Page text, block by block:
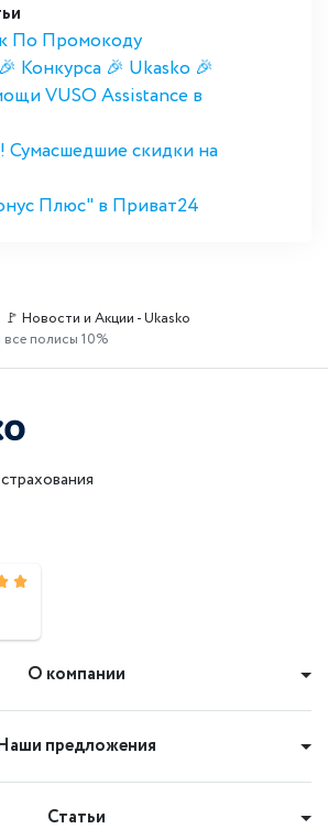
По Промокоду
Конкурса 🎉 Ukasko 🎉
VUSO Assistance в
скидки на
Плюс" в Приват24
🚩 Новости и Акции - Ukasko
полисы 10%
О компании
предложения
Статьи